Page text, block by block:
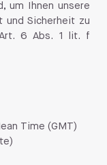
um Ihnen unsere
und Sicherheit zu
Art. 6 Abs. 1 lit. f
Time (GMT)